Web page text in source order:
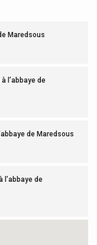
Maredsous
l’abbaye de
de Maredsous
l’abbaye de